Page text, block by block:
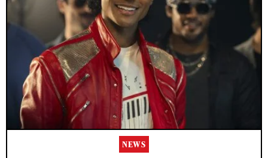
NEWS